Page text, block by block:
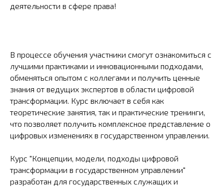
деятельности в сфере права!
В процессе обучения участники смогут ознакомиться с
лучшими практиками и инновационными подходами,
обменяться опытом с коллегами и получить ценные
знания от ведущих экспертов в области цифровой
трансформации. Курс включает в себя как
теоретические занятия, так и практические тренинги,
что позволяет получить комплексное представление о
цифровых изменениях в государственном управлении.
Курс "Концепции, модели, подходы цифровой
трансформации в государственном управлении"
разработан для государственных служащих и